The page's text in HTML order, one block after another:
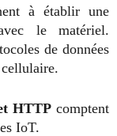
à établir une
le matériel.
de données
HTTP comptent
IoT.